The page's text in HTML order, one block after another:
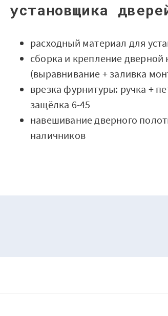
установщика
расходный материал для
сборка и крепление дверной
(выравнивание + заливка
врезка фурнитуры: ручка +
защёлка 6-45
навешивание дверного
наличников